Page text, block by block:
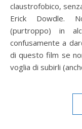
claustrofobico,
Erick Dowdle.
(purtroppo) in
confusamente a
di questo film se
voglia di subirli